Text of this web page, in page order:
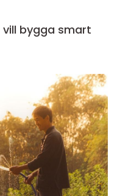
bygga smart